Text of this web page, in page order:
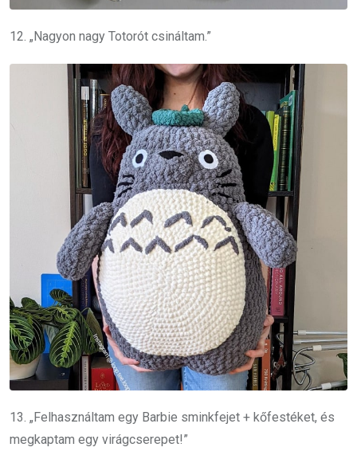
12. „Nagyon nagy Totorót csináltam.”
13. „Felhasználtam egy Barbie sminkfejet + kőfestéket, és
megkaptam egy virágcserepet!”